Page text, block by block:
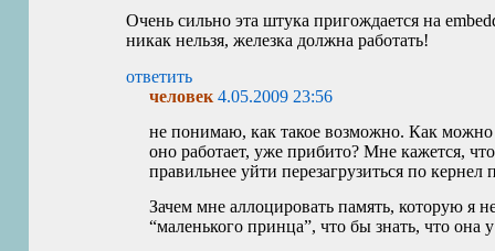
Очень сильно эта штука пригождается на
никак нельзя, железка должна работать!
ответить
человек4.05.2009 23:56
не понимаю, как такое возможно. Как можно
оно работает, уже прибито? Мне кажется,
правильнее уйти перезагрузиться по кернел
Зачем мне аллоцировать память, которую я
“маленького принца”, что бы знать, что она